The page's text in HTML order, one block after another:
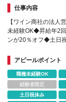
仕事内容
【ワイン商社の法人
未経験OK◆昇給年2
ンが20％オフ◆土日
アピールポイント
職種未経験OK
経験者限定
土日祝休み